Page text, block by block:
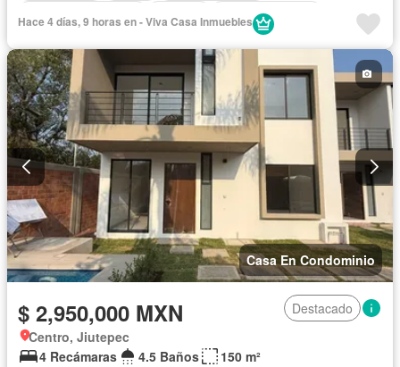
Cocina equipada
Electricidad
Estacionamiento
Jardín
Recámara con closet
Seguridad
Televisión por cable
Zonas verdes
Sin amueblar
Hace 4 días, 9 horas en - Viva Casa Inmuebles
Casa En Condominio
$ 2,950,000 MXN
Destacado
Centro, Jiutepec
4 Recámaras
4.5 Baños
150 m²